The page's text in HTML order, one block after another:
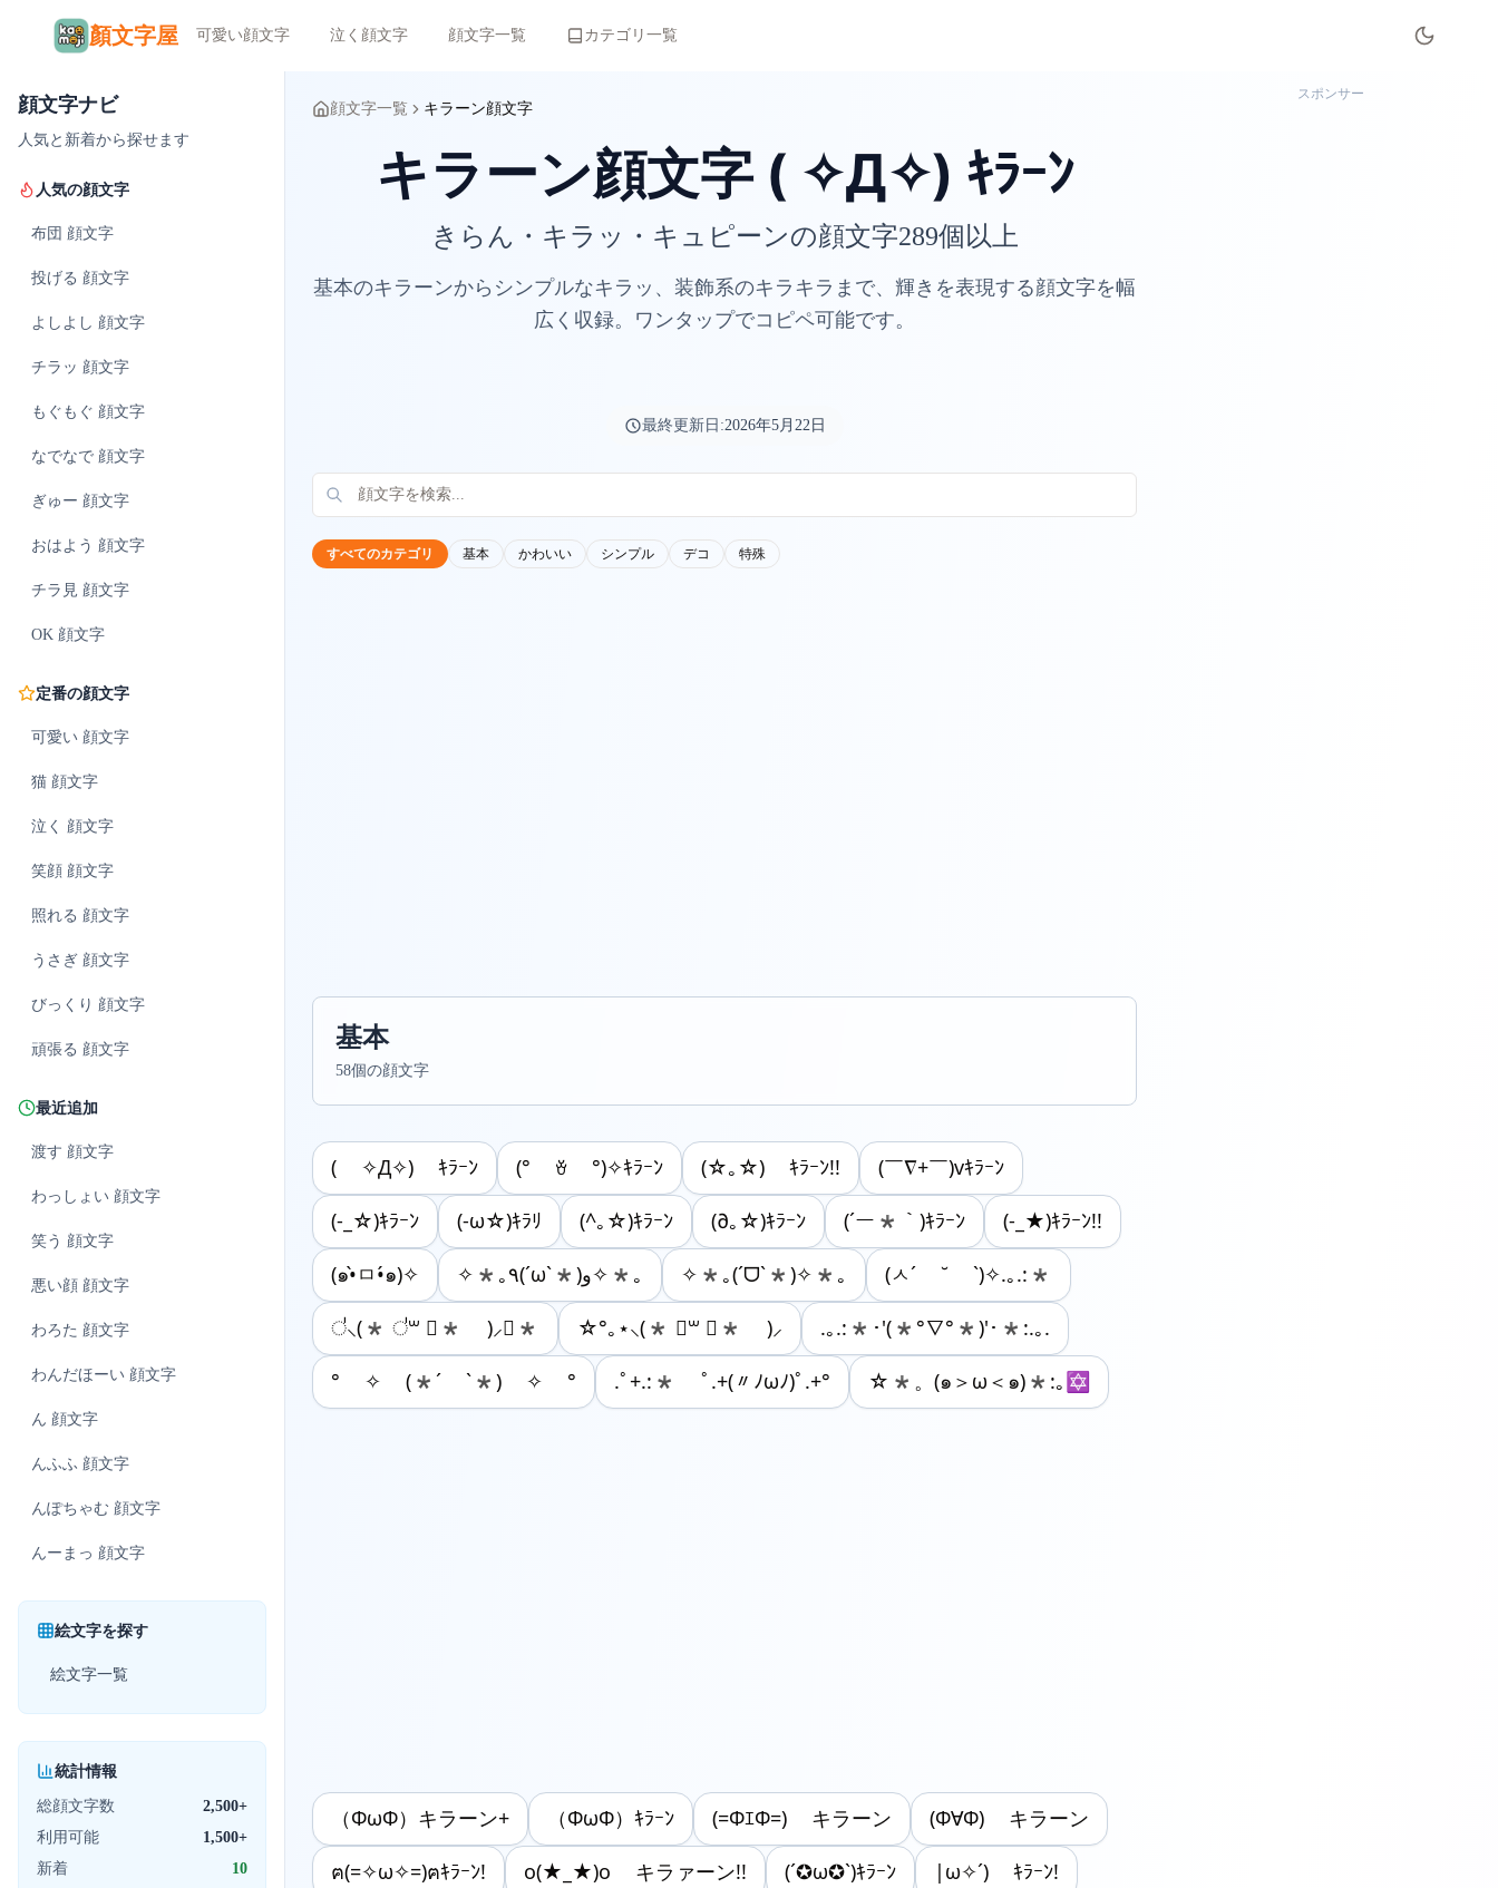
顏文字屋 可愛い顔文字 泣く顔文字 顔文字一覧 カテゴリ一覧
顔文字ナビ
人気と新着から探せます
人気の顔文字
布団 顔文字
投げる 顔文字
よしよし 顔文字
チラッ 顔文字
もぐもぐ 顔文字
なでなで 顔文字
ぎゅー 顔文字
おはよう 顔文字
チラ見 顔文字
OK 顔文字
定番の顔文字
可愛い 顔文字
猫 顔文字
泣く 顔文字
笑顔 顔文字
照れる 顔文字
うさぎ 顔文字
びっくり 顔文字
頑張る 顔文字
最近追加
渡す 顔文字
わっしょい 顔文字
笑う 顔文字
悪い顔 顔文字
わろた 顔文字
わんだほーい 顔文字
ん 顔文字
んふふ 顔文字
んぽちゃむ 顔文字
んーまっ 顔文字
絵文字を探す
絵文字一覧
統計情報
総顔文字数
2,500+
利用可能
1,500+
新着
10
顔文字一覧 キラーン顔文字
キラーン顔文字 ( ✧Д✧) ｷﾗｰﾝ
きらん・キラッ・キュピーンの顔文字289個以上
基本のキラーンからシンプルなキラッ、装飾系のキラキラまで、輝きを表現する顔文字を幅
広く収録。ワンタップでコピペ可能です。
最終更新日:2026年5月22日
すべてのカテゴリ 基本 かわいい シンプル デコ 特殊
基本
58個の顔文字
( ✧Д✧) ｷﾗｰﾝ (° ꈊ °)✧ｷﾗｰﾝ (☆｡☆) ｷﾗｰﾝ!! (￣∇+￣)vｷﾗｰﾝ
(-_☆)ｷﾗｰﾝ (-ω☆)ｷﾗﾘ (^｡☆)ｷﾗｰﾝ (∂｡☆)ｷﾗｰﾝ (´ー*｀)ｷﾗｰﾝ (-_★)ｷﾗｰﾝ!!
(๑•̀ㅁ•́๑)✧ ✧*｡٩(ˊωˋ*)و✧*｡ ✧*｡(ˊᗜˋ*)✧*｡ (ㅅ´ ˘ `)✧.｡.:*
॑⸜(* ॑꒳ ॑* )⸝⋆* ☆°｡⋆⸜(* ॑꒳ ॑* )⸝ .｡.:*･'(*°∇°*)'･*:.｡.
° ✧ (*´ `*) ✧ ° .ﾟ+.:* ﾟ.+(〃ﾉωﾉ)ﾟ.+° ☆*。(๑＞ω＜๑)*:｡✡
（ΦωΦ）キラーン+ （ΦωΦ）ｷﾗｰﾝ (=ΦｴΦ=) キラーン (Ф∀Ф) キラーン
ฅ(=✧ω✧=)ฅｷﾗｰﾝ! o(★_★)o キラァーン!! (´✪ω✪`)ｷﾗｰﾝ |ω✧´) ｷﾗｰﾝ!
スポンサー